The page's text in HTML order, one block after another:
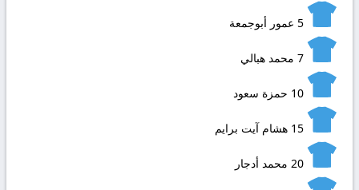
5 عمور أبوجمعة
7 محمد هبالي
10 حمزة سعود
15 هشام آيت برايم
20 محمد أدجار